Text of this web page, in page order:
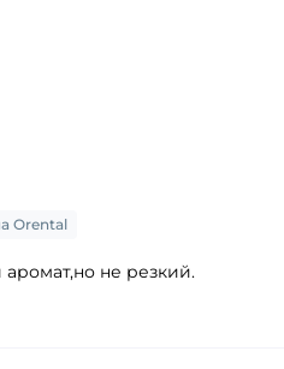
Orental
не резкий.